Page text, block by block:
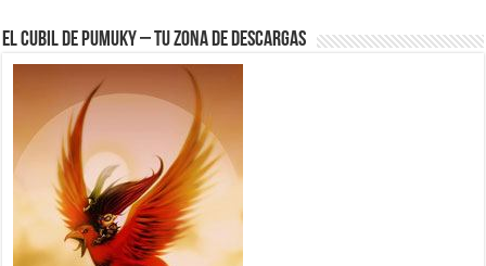
El Cubil de Pumuky – Tu zona de Descargas